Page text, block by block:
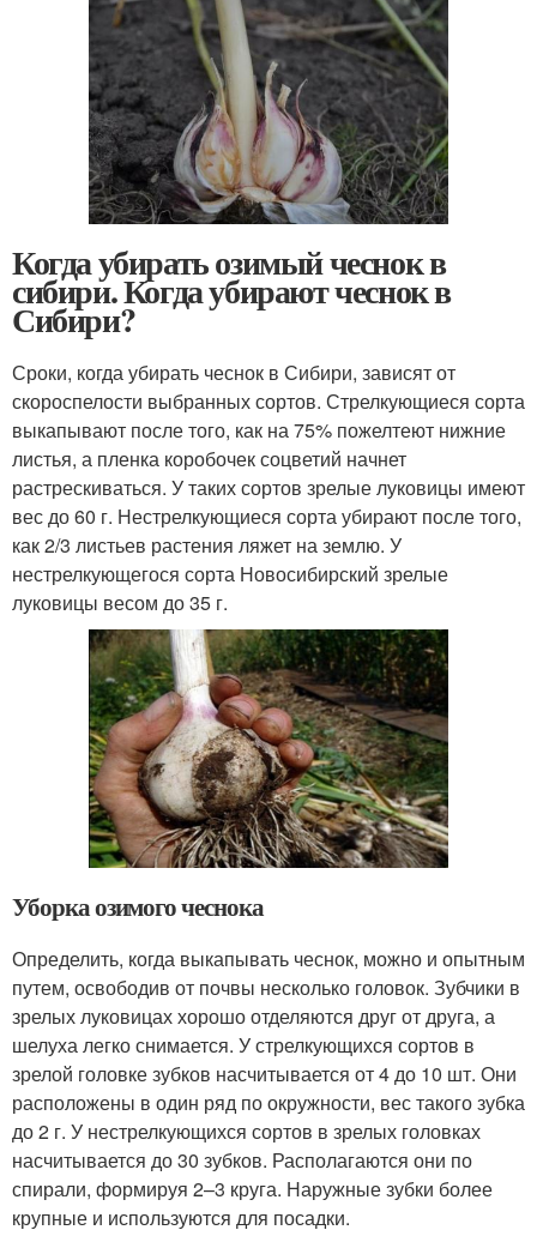
Когда убирать озимый чеснок в
сибири. Когда убирают чеснок в
Сибири?
Сроки, когда убирать чеснок в Сибири, зависят от
скороспелости выбранных сортов. Стрелкующиеся сорта
выкапывают после того, как на 75% пожелтеют нижние
листья, а пленка коробочек соцветий начнет
растрескиваться. У таких сортов зрелые луковицы имеют
вес до 60 г. Нестрелкующиеся сорта убирают после того,
как 2/3 листьев растения ляжет на землю. У
нестрелкующегося сорта Новосибирский зрелые
луковицы весом до 35 г.
Уборка озимого чеснока
Определить, когда выкапывать чеснок, можно и опытным
путем, освободив от почвы несколько головок. Зубчики в
зрелых луковицах хорошо отделяются друг от друга, а
шелуха легко снимается. У стрелкующихся сортов в
зрелой головке зубков насчитывается от 4 до 10 шт. Они
расположены в один ряд по окружности, вес такого зубка
до 2 г. У нестрелкующихся сортов в зрелых головках
насчитывается до 30 зубков. Располагаются они по
спирали, формируя 2–3 круга. Наружные зубки более
крупные и используются для посадки.